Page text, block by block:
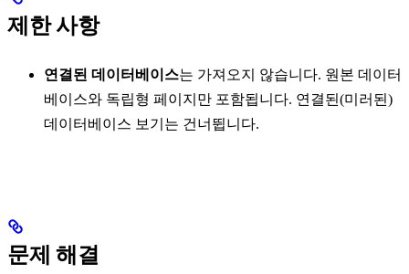
제한 사항
연결된 데이터베이스는 가져오지 않습니다. 원본 데이터
베이스와 독립형 페이지만 포함됩니다. 연결된(미러된)
데이터베이스 보기는 건너뜁니다.
문제 해결